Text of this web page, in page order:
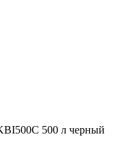
500 л черный